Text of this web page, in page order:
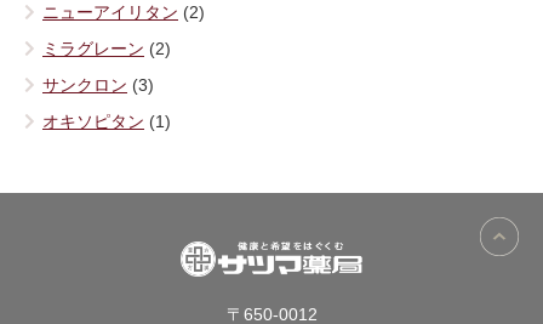
ニューアイリタン (2)
ミラグレーン (2)
サンクロン (3)
オキソピタン (1)
〒650-0012